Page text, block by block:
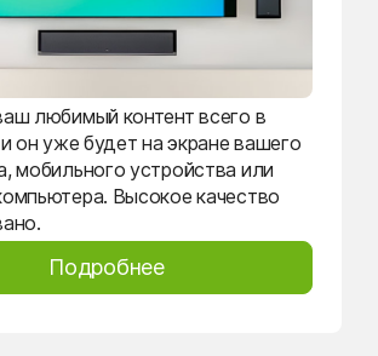
любимый контент всего в
он уже будет на экране вашего
мобильного устройства или
Высокое качество
Подробнее